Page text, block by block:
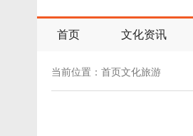
首页 文化资讯
当前位置： 首页 文化旅游